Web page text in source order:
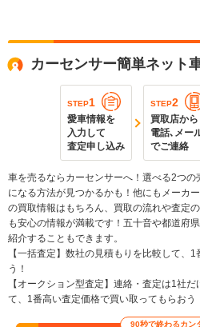
カーセンサー簡単ネット
STEP1
愛車情報を
入力して
査定申し込み
STEP2
買取店から
電話､メー
でご連絡
車を売るならカーセンサーへ！選べる2つ
になる方法が見つかるかも！他にもメーカ
の買取情報はもちろん、買取の流れや査定
も安心の情報が満載です！五十音や都道府
紹介することもできます。
【一括査定】数社の見積もりを比較して、
う！
【オークション型査定】連絡・査定は1社
て、1番高い査定価格で買い取ってもらおう
90秒で終わるカン